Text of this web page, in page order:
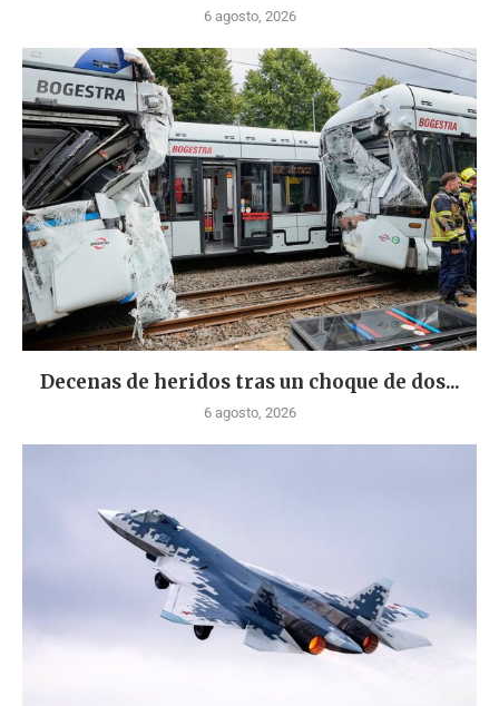
6 agosto, 2026
Decenas de heridos tras un choque de dos...
6 agosto, 2026